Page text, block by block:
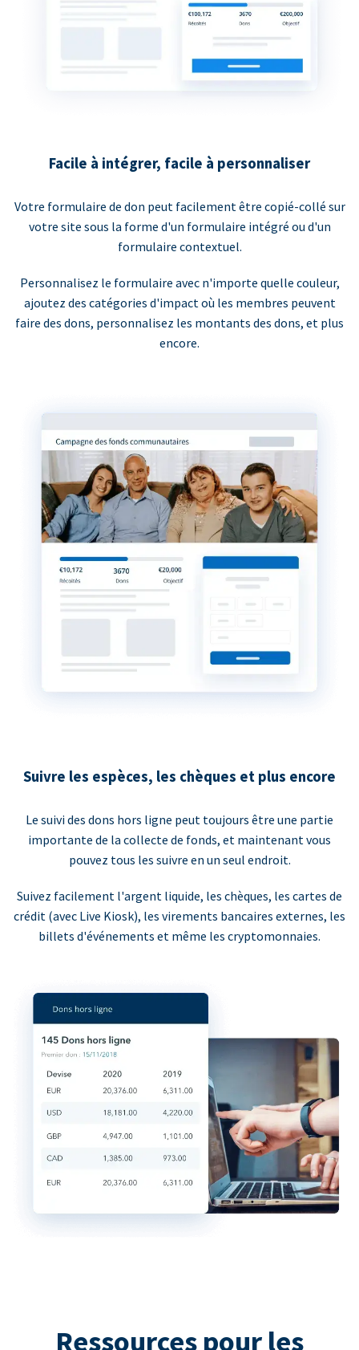
Facile à intégrer, facile à personnaliser
Votre formulaire de don peut facilement être copié-collé sur
votre site sous la forme d'un formulaire intégré ou d'un
formulaire contextuel.
Personnalisez le formulaire avec n'importe quelle couleur,
ajoutez des catégories d'impact où les membres peuvent
faire des dons, personnalisez les montants des dons, et plus
encore.
Suivre les espèces, les chèques et plus encore
Le suivi des dons hors ligne peut toujours être une partie
importante de la collecte de fonds, et maintenant vous
pouvez tous les suivre en un seul endroit.
Suivez facilement l'argent liquide, les chèques, les cartes de
crédit (avec Live Kiosk), les virements bancaires externes, les
billets d'événements et même les cryptomonnaies.
Ressources pour les